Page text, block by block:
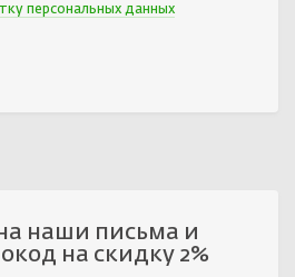
персональных данных
наши письма и
на скидку 2%